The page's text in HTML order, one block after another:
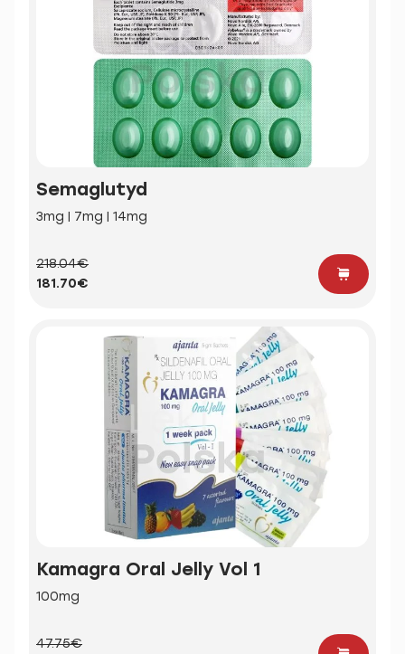
Semaglutyd
3mg | 7mg | 14mg
218.04€
181.70€
Kamagra Oral Jelly Vol 1
100mg
47.75€